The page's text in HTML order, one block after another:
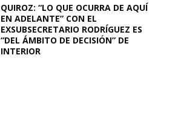
QUIROZ: “LO QUE OCURRA DE AQUÍ
EN ADELANTE” CON EL
EXSUBSECRETARIO RODRÍGUEZ ES
“DEL ÁMBITO DE DECISIÓN” DE
INTERIOR